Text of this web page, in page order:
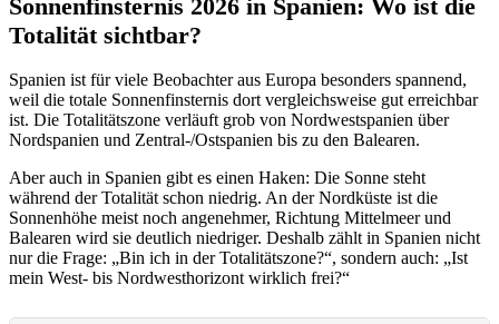
Sonnenfinsternis 2026 in Spanien: Wo ist die
Totalität sichtbar?
Spanien ist für viele Beobachter aus Europa besonders spannend,
weil die totale Sonnenfinsternis dort vergleichsweise gut erreichbar
ist. Die Totalitätszone verläuft grob von Nordwestspanien über
Nordspanien und Zentral-/Ostspanien bis zu den Balearen.
Aber auch in Spanien gibt es einen Haken: Die Sonne steht
während der Totalität schon niedrig. An der Nordküste ist die
Sonnenhöhe meist noch angenehmer, Richtung Mittelmeer und
Balearen wird sie deutlich niedriger. Deshalb zählt in Spanien nicht
nur die Frage: „Bin ich in der Totalitätszone?“, sondern auch: „Ist
mein West- bis Nordwesthorizont wirklich frei?“